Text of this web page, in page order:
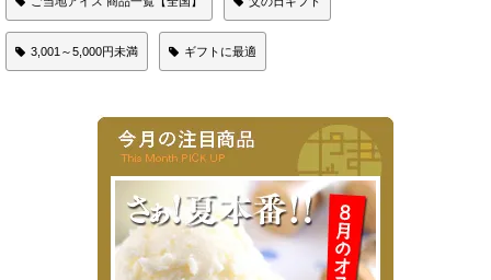
3,001～5,000円未満 ギフトに最適